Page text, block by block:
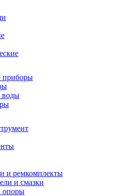
приборы
воды
и ремкомплекты
и смазки
опоры